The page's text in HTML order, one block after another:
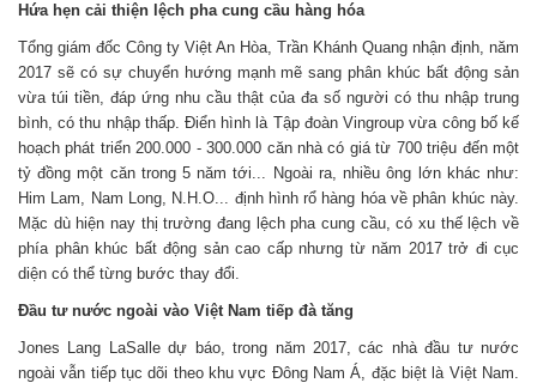
Hứa hẹn cải thiện lệch pha cung cầu hàng hóa
Tổng giám đốc Công ty Việt An Hòa, Trần Khánh Quang nhận định, năm
2017 sẽ có sự chuyển hướng mạnh mẽ sang phân khúc bất động sản
vừa túi tiền, đáp ứng nhu cầu thật của đa số người có thu nhập trung
bình, có thu nhập thấp. Điển hình là Tập đoàn Vingroup vừa công bố kế
hoạch phát triển 200.000 - 300.000 căn nhà có giá từ 700 triệu đến một
tỷ đồng một căn trong 5 năm tới... Ngoài ra, nhiều ông lớn khác như:
Him Lam, Nam Long, N.H.O... định hình rổ hàng hóa về phân khúc này.
Mặc dù hiện nay thị trường đang lệch pha cung cầu, có xu thế lệch về
phía phân khúc bất động sản cao cấp nhưng từ năm 2017 trở đi cục
diện có thể từng bước thay đổi.
Đầu tư nước ngoài vào Việt Nam tiếp đà tăng
Jones Lang LaSalle dự báo, trong năm 2017, các nhà đầu tư nước
ngoài vẫn tiếp tục dõi theo khu vực Đông Nam Á, đặc biệt là Việt Nam.